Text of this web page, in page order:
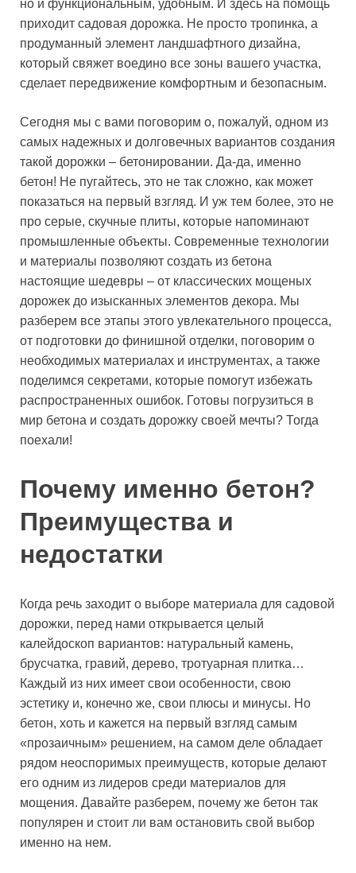
но и функциональным, удобным. И здесь на помощь
приходит садовая дорожка. Не просто тропинка, а
продуманный элемент ландшафтного дизайна,
который свяжет воедино все зоны вашего участка,
сделает передвижение комфортным и безопасным.
Сегодня мы с вами поговорим о, пожалуй, одном из
самых надежных и долговечных вариантов создания
такой дорожки – бетонировании. Да-да, именно
бетон! Не пугайтесь, это не так сложно, как может
показаться на первый взгляд. И уж тем более, это не
про серые, скучные плиты, которые напоминают
промышленные объекты. Современные технологии
и материалы позволяют создать из бетона
настоящие шедевры – от классических мощеных
дорожек до изысканных элементов декора. Мы
разберем все этапы этого увлекательного процесса,
от подготовки до финишной отделки, поговорим о
необходимых материалах и инструментах, а также
поделимся секретами, которые помогут избежать
распространенных ошибок. Готовы погрузиться в
мир бетона и создать дорожку своей мечты? Тогда
поехали!
Почему именно бетон?
Преимущества и
недостатки
Когда речь заходит о выборе материала для садовой
дорожки, перед нами открывается целый
калейдоскоп вариантов: натуральный камень,
брусчатка, гравий, дерево, тротуарная плитка…
Каждый из них имеет свои особенности, свою
эстетику и, конечно же, свои плюсы и минусы. Но
бетон, хоть и кажется на первый взгляд самым
«прозаичным» решением, на самом деле обладает
рядом неоспоримых преимуществ, которые делают
его одним из лидеров среди материалов для
мощения. Давайте разберем, почему же бетон так
популярен и стоит ли вам остановить свой выбор
именно на нем.